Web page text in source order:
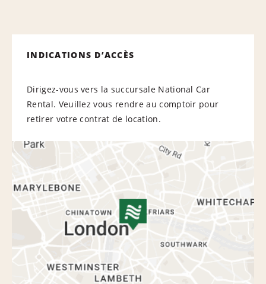
INDICATIONS D’ACCÈS
Dirigez-vous vers la succursale National Car
Rental. Veuillez vous rendre au comptoir pour
retirer votre contrat de location.